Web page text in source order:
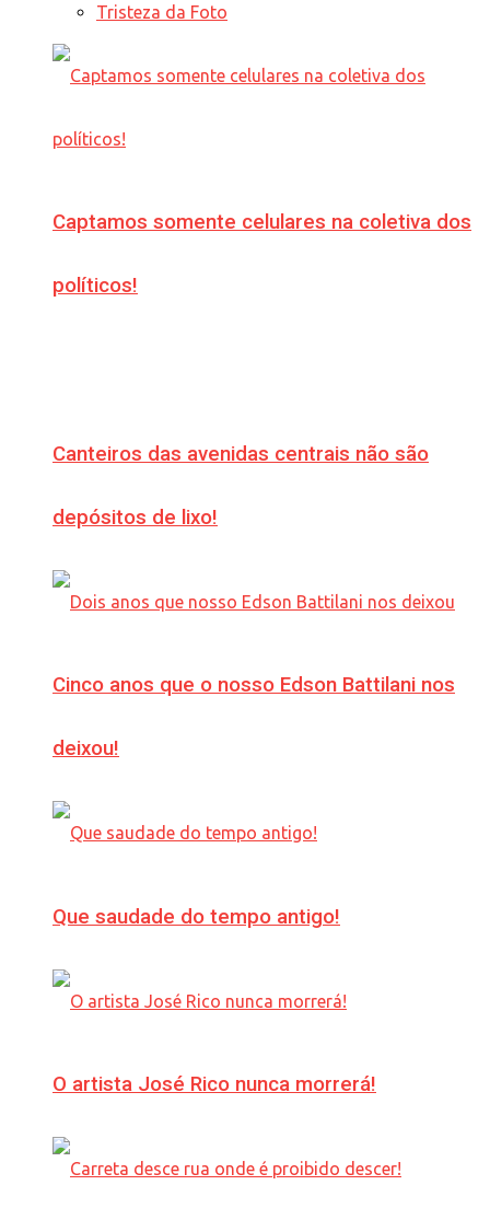
Tristeza da Foto
Captamos somente celulares na coletiva dos
políticos!
Canteiros das avenidas centrais não são
depósitos de lixo!
Cinco anos que o nosso Edson Battilani nos
deixou!
Que saudade do tempo antigo!
O artista José Rico nunca morrerá!